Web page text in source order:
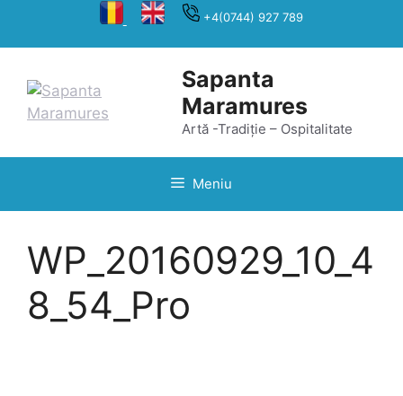
+4(0744) 927 789
Sapanta
Maramures
Artă -Tradiție – Ospitalitate
Meniu
WP_20160929_10_4
8_54_Pro